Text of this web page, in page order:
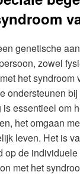
genetische
zowel
het syndroom
ondersteunen
essentieel om
het omgaan
leven. Het is
op de
met het